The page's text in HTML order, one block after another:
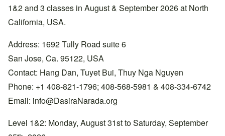
1&2 and 3 classes in August & September 2026 at North
California, USA.
Address: 1692 Tully Road suite 6
San Jose, Ca. 95122, USA
Contact: Hang Dan, Tuyet Bui, Thuy Nga Nguyen
Phone: +1 408-821-1796; 408-568-5981 & 408-334-6742
Email: info@DasiraNarada.org
Level 1&2: Monday, August 31st to Saturday, September